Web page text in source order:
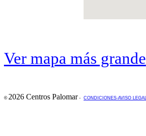
Ver mapa más grande
© 2026 Centros Palomar- CONDICIONES-AVISO LEGAL